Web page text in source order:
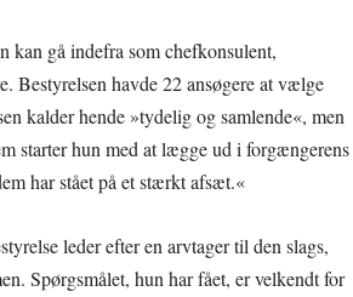
kan gå indefra som chefkonsulent,
Bestyrelsen havde 22 ansøgere at vælge
kalder hende »tydelig og samlende«, men
starter hun med at lægge ud i forgængerens
har stået på et stærkt afsæt.«
leder efter en arvtager til den slags,
Spørgsmålet, hun har fået, er velkendt for